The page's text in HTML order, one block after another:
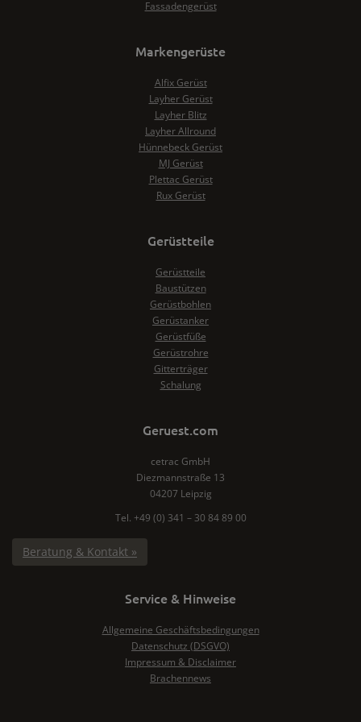
Fassadengerüst
Markengerüste
Alfix Gerüst
Layher Gerüst
Layher Blitz
Layher Allround
Hünnebeck Gerüst
MJ Gerüst
Plettac Gerüst
Rux Gerüst
Gerüstteile
Gerüstteile
Baustützen
Gerüstbohlen
Gerüstanker
Gerüstfüße
Gerüstrohre
Gitterträger
Schalung
Geruest.com
cetrac GmbH
Diezmannstraße 13
04207 Leipzig
Tel. +49 (0) 341 – 30 84 89 00
Beratung & Kontakt »
Service & Hinweise
Allgemeine Geschäftsbedingungen
Datenschutz (DSGVO)
Impressum & Disclaimer
Brachennews